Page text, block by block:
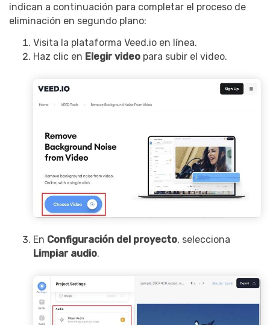
indican a continuación para completar el proceso de
eliminación en segundo plano:
Visita la plataforma Veed.io en línea.
Haz clic en Elegir video para subir el video.
En Configuración del proyecto, selecciona
Limpiar audio.